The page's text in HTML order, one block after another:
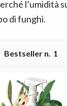
l’umidità
di funghi.
1